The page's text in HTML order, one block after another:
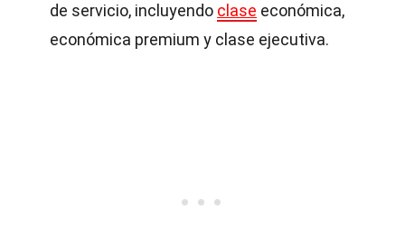
de servicio, incluyendo clase económica,
económica premium y clase ejecutiva.